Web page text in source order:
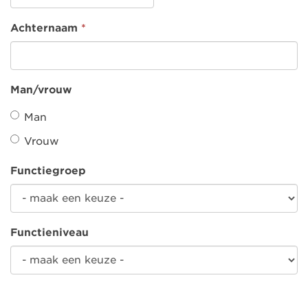
Achternaam *
Man/vrouw
Man
Vrouw
Functiegroep
Functieniveau